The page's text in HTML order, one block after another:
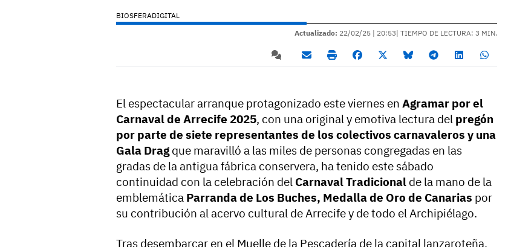
BIOSFERADIGITAL
Actualizado: 22/02/25 | 20:53| TIEMPO DE LECTURA: 3 MIN.
El espectacular arranque protagonizado este viernes en Agramar por el
Carnaval de Arrecife 2025, con una original y emotiva lectura del pregón
por parte de siete representantes de los colectivos carnavaleros y una
Gala Drag que maravilló a las miles de personas congregadas en las
gradas de la antigua fábrica conservera, ha tenido este sábado
continuidad con la celebración del Carnaval Tradicional de la mano de la
emblemática Parranda de Los Buches, Medalla de Oro de Canarias por
su contribución al acervo cultural de Arrecife y de todo el Archipiélago.
Tras desembarcar en el Muelle de la Pescadería de la capital lanzaroteña,